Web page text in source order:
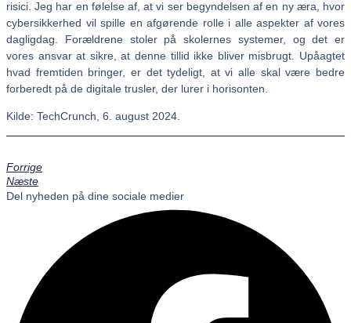
risici. Jeg har en følelse af, at vi ser begyndelsen af en ny æra, hvor
cybersikkerhed vil spille en afgørende rolle i alle aspekter af vores
dagligdag. Forældrene stoler på skolernes systemer, og det er
vores ansvar at sikre, at denne tillid ikke bliver misbrugt. Upåagtet
hvad fremtiden bringer, er det tydeligt, at vi alle skal være bedre
forberedt på de digitale trusler, der lurer i horisonten.
Kilde: TechCrunch, 6. august 2024.
Forrige
Næste
Del nyheden på dine sociale medier